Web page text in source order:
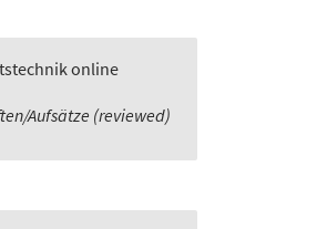
online
Aufsätze (reviewed)